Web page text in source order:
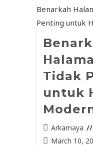
Tidak
untuk
Arkamaya
March 10,